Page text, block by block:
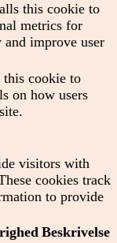
this cookie to
metrics for
improve user
this cookie to
on how users
visitors with
cookies track
to provide
Beskrivelse